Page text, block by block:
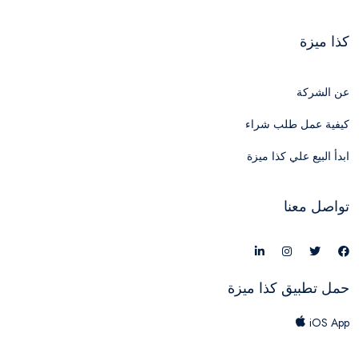
كذا ميزة
عن الشركة
كيفية عمل طلب شراء
ابدأ البيع علي كذا ميزة
تواصل معنا
حمل تطبيق كذا ميزة
iOS App